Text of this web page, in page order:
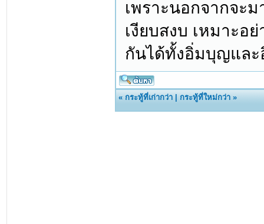
เพราะนอกจากจะ
เงียบสงบ เหมาะอ
กันได้ทั้งอิ่มบุญแล
«กระทู้ที่เก่ากว่า |กระทู้ที่ใหม่กว่า »